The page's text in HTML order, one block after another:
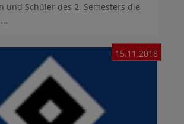
und Schüler des 2. Semesters die
15.11.2018